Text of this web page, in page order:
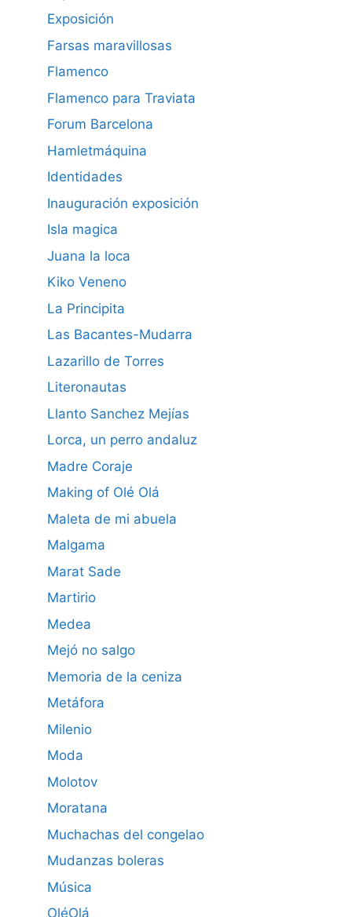
Exposición
Farsas maravillosas
Flamenco
Flamenco para Traviata
Forum Barcelona
Hamletmáquina
Identidades
Inauguración exposición
Isla magica
Juana la loca
Kiko Veneno
La Principita
Las Bacantes-Mudarra
Lazarillo de Torres
Literonautas
Llanto Sanchez Mejías
Lorca, un perro andaluz
Madre Coraje
Making of Olé Olá
Maleta de mi abuela
Malgama
Marat Sade
Martirio
Medea
Mejó no salgo
Memoria de la ceniza
Metáfora
Milenio
Moda
Molotov
Moratana
Muchachas del congelao
Mudanzas boleras
Música
OléOlá